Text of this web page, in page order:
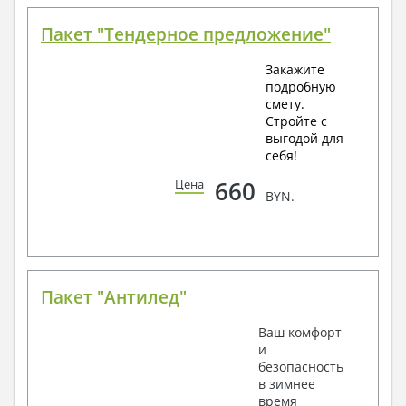
Пакет "Тендерное предложение"
Закажите
подробную
смету.
Стройте с
выгодой для
себя!
Цена 660 BYN.
Пакет "Антилед"
Ваш комфорт
и
безопасность
в зимнее
время